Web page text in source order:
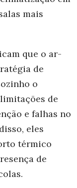
mais
que o ar-
de
o
de
e falhas no
eles
térmico
de